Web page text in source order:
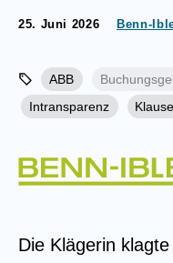
25. Juni 2026 Benn-
ABB
Intransparenz
Die Klägerin